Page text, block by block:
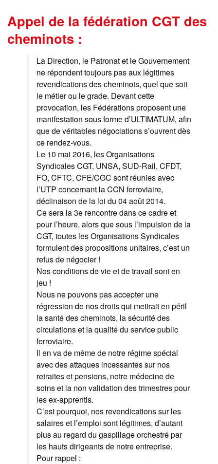
Appel de la fédération CGT des
cheminots :
La Direction, le Patronat et le Gouvernement
ne répondent toujours pas aux légitimes
revendications des cheminots, quel que soit
le métier ou le grade. Devant cette
provocation, les Fédérations proposent une
manifestation sous forme d’ULTIMATUM, afin
que de véritables négociations s’ouvrent dès
ce rendez-vous.
Le 10 mai 2016, les Organisations
Syndicales CGT, UNSA, SUD-Rail, CFDT,
FO, CFTC, CFE/CGC sont réunies avec
l’UTP concernant la CCN ferroviaire,
déclinaison de la loi du 04 août 2014.
Ce sera la 3e rencontre dans ce cadre et
pour l’heure, alors que sous l’impulsion de la
CGT, toutes les Organisations Syndicales
formulent des propositions unitaires, c’est un
refus de négocier !
Nos conditions de vie et de travail sont en
jeu !
Nous ne pouvons pas accepter une
régression de nos droits qui mettrait en péril
la santé des cheminots, la sécurité des
circulations et la qualité du service public
ferroviaire.
Il en va de même de notre régime spécial
avec des attaques incessantes sur nos
retraites et pensions, notre médecine de
soins et la non validation des trimestres pour
les ex-apprentis.
C’est pourquoi, nos revendications sur les
salaires et l’emploi sont légitimes, d’autant
plus au regard du gaspillage orchestré par
les hauts dirigeants de notre entreprise.
Pour rappel :